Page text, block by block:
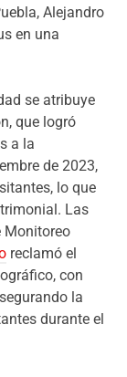
Alejandro
en una
se atribuye
que logró
a la
de 2023,
lo que
Las
Monitoreo
reclamó el
con
la
durante el